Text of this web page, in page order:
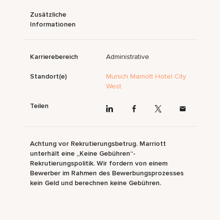
Zusätzliche
Informationen
Karrierebereich Administrative
Standort(e)
Munich Marriott Hotel City
West
Teilen
Achtung vor Rekrutierungsbetrug. Marriott
unterhält eine „Keine Gebühren“-
Rekrutierungspolitik. Wir fordern von einem
Bewerber im Rahmen des Bewerbungsprozesses
kein Geld und berechnen keine Gebühren.